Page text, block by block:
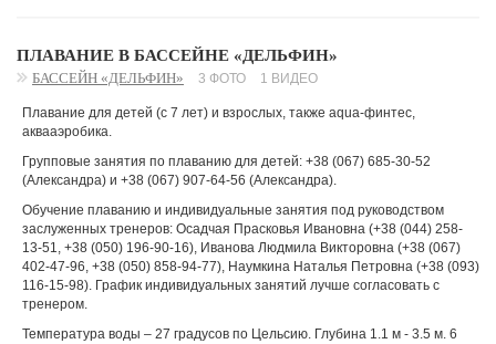
ПЛАВАНИЕ В БАССЕЙНЕ «ДЕЛЬФИН»
БАССЕЙН «ДЕЛЬФИН» 3 ФОТО 1 ВИДЕО
Плавание для детей (с 7 лет) и взрослых, также aqua-финтес,
аквааэробика.
Групповые занятия по плаванию для детей: +38 (067) 685-30-52
(Александра) и +38 (067) 907-64-56 (Александра).
Обучение плаванию и индивидуальные занятия под руководством
заслуженных тренеров: Осадчая Прасковья Ивановна (+38 (044) 258-
13-51, +38 (050) 196-90-16), Иванова Людмила Викторовна (+38 (067)
402-47-96, +38 (050) 858-94-77), Наумкина Наталья Петровна (+38 (093)
116-15-98). График индивидуальных занятий лучше согласовать с
тренером.
Температура воды – 27 градусов по Цельсию. Глубина 1.1 м - 3.5 м. 6